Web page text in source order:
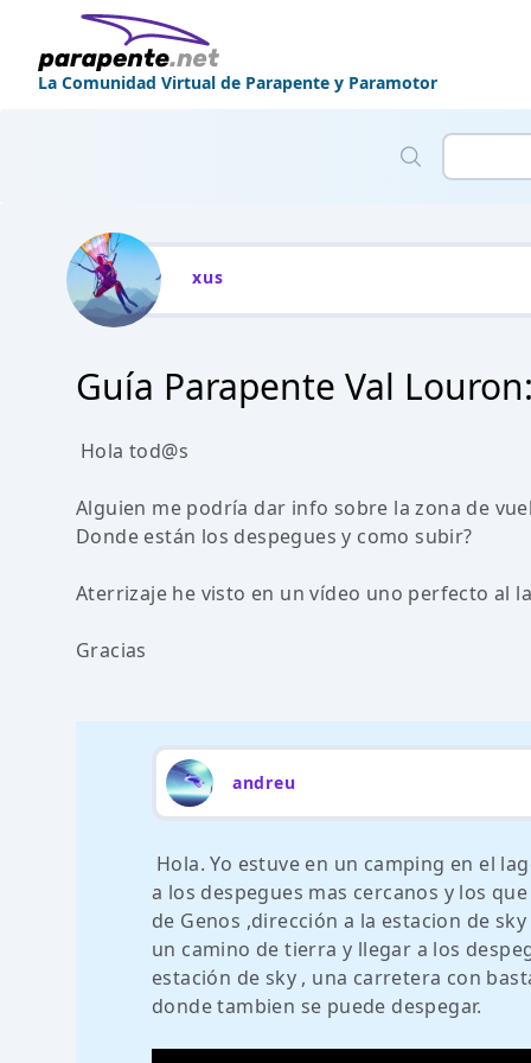
La Comunidad Virtual de Parapente y Paramotor
xus
Guía Parapente Val
Hola tod@s
Alguien me podría dar info sobre la zona de
Donde están los despegues y como subir?
Aterrizaje he visto en un vídeo uno perfecto al
Gracias
andreu
Hola. Yo estuve en un camping en el
a los despegues mas cercanos y los
de Genos ,dirección a la estacion de
un camino de tierra y llegar a los
estación de sky , una carretera con
donde tambien se puede despegar.